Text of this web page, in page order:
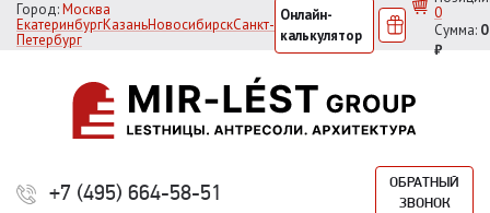
Город:Москва
ЕкатеринбургКазаньНовосибирскСанкт-
Петербург
Онлайн-
калькулятор
0
Сумма: 0
₽
+7 (495) 664-58-51
ОБРАТНЫЙ
ЗВОНОК